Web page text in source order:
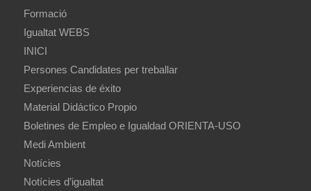
Formació
Igualtat WEBS
INICI
Persones Candidates per treballar
Experiencias de éxito
Material Didáctico Propio
Boletines de Empleo e Igualdad ORIENTA-USO
Medi Ambient
Notícies
Notícies d’igualtat